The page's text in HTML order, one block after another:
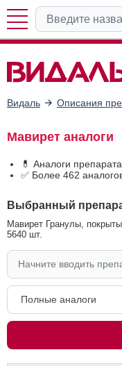
Видаль Описания
Мавирет аналоги
💊 Аналоги
✅ Более 462
Выбранный
Мавирет Гранулы,
5640 шт.